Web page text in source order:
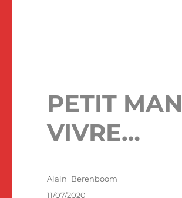
PETIT
VIVRE…
Auteur
Alain_Berenboom
Publié
11/07/2020